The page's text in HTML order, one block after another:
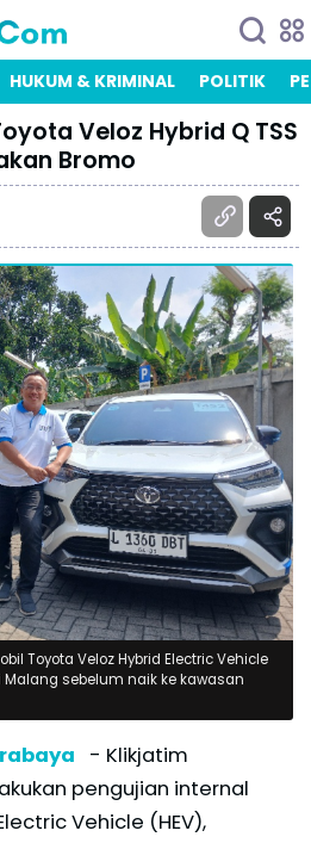
HUKUM & KRIMINAL POLITIK
Veloz Hybrid Q TSS
Bromo
Toyota Veloz Hybrid Electric Vehicle
Malang sebelum naik ke kawasan
- Klikjatim
pengujian internal
Vehicle (HEV),